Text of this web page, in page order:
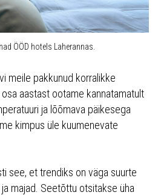
ÖÖD hotels Laherannas.
meile pakkunud korralikke
aastast ootame kannatamatult
ja lõõmava päikesega
kimpus üle kuumenevate
see, et trendiks on väga suurte
majad. Seetõttu otsitakse üha